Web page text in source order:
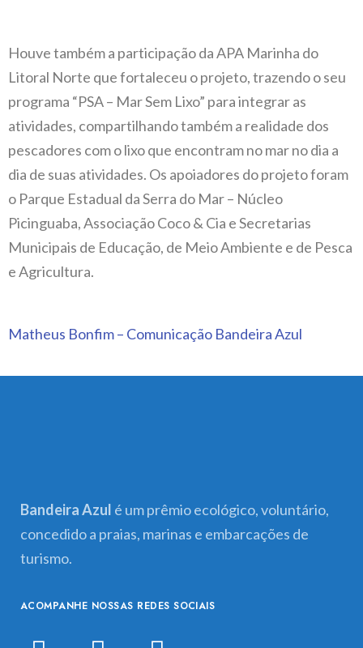
Houve também a participação da APA Marinha do
Litoral Norte que fortaleceu o projeto, trazendo o seu
programa “PSA – Mar Sem Lixo” para integrar as
atividades, compartilhando também a realidade dos
pescadores com o lixo que encontram no mar no dia a
dia de suas atividades. Os apoiadores do projeto foram
o Parque Estadual da Serra do Mar – Núcleo
Picinguaba, Associação Coco & Cia e Secretarias
Municipais de Educação, de Meio Ambiente e de Pesca
e Agricultura.
Matheus Bonfim – Comunicação Bandeira Azul
Bandeira Azul é um prêmio ecológico, voluntário,
concedido a praias, marinas e embarcações de
turismo.
ACOMPANHE NOSSAS REDES SOCIAIS